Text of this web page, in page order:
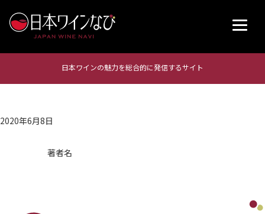
日本ワインの魅力を総合的に発信するサイト
2020年6月8日
著者名